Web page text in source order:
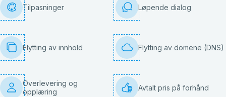
Tilpasninger Løpende dialog
Flytting av innhold Flytting av domene (DNS)
Overlevering og
opplæring
Avtalt pris på forhånd